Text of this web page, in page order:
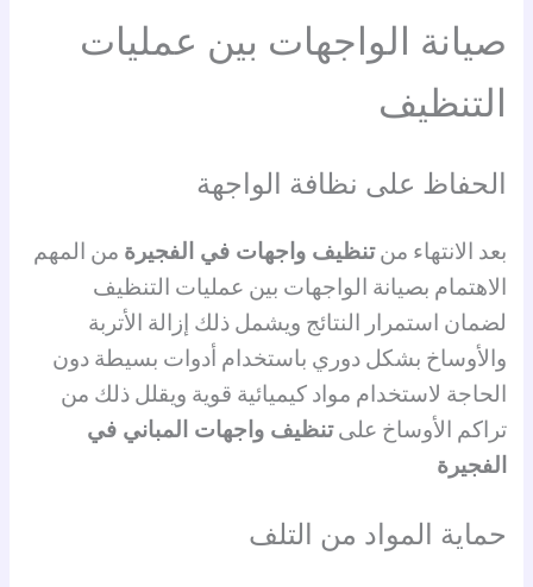
صيانة الواجهات بين عمليات
التنظيف
الحفاظ على نظافة الواجهة
بعد الانتهاء منتنظيف واجهات في الفجيرة من المهم
الاهتمام بصيانة الواجهات بين عمليات التنظيف
لضمان استمرار النتائج ويشمل ذلك إزالة الأتربة
والأوساخ بشكل دوري باستخدام أدوات بسيطة دون
الحاجة لاستخدام مواد كيميائية قوية ويقلل ذلك من
تراكم الأوساخ علىتنظيف واجهات المباني في
الفجيرة
حماية المواد من التلف